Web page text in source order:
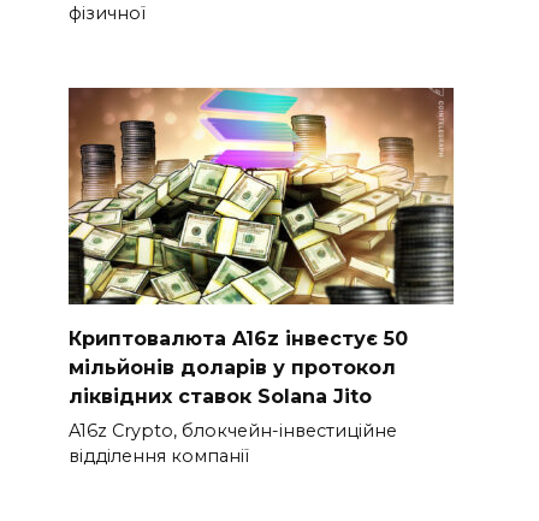
фізичної
Криптовалюта A16z інвестує 50
мільйонів доларів у протокол
ліквідних ставок Solana Jito
A16z Crypto, блокчейн-інвестиційне
відділення компанії